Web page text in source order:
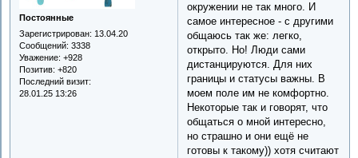
Постоянные
Зарегистрирован: 13.04.20
Сообщений: 3338
Уважение: +928
Позитив: +820
Последний визит:
28.01.25 13:26
окружении не так много. И
самое интересное - с другими
общаюсь так же: легко,
открыто. Но! Люди сами
дистанцируются. Для них
границы и статусы важны. В
моем поле им не комфортно.
Некоторые так и говорят, что
общаться о мной интересно,
но страшно и они ещё не
готовы к такому)) хотя считают